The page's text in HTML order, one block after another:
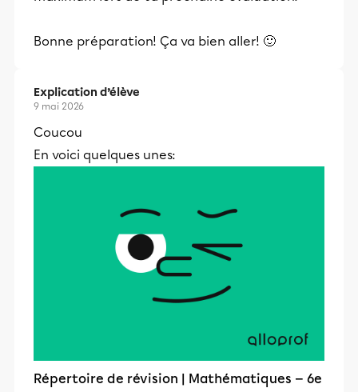
Bonne préparation! Ça va bien aller! 🙂
Explication d’élève
9 mai 2026
Coucou
En voici quelques unes:
Répertoire de révision | Mathématiques — 6e